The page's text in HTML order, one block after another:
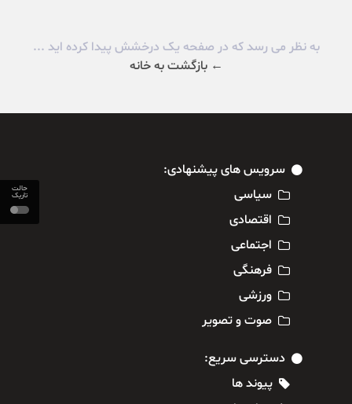
حالت
تاریک
به نظر می رسد که در صفحه یک درخشش پیدا کرده اید ...
← بازگشت به خانه
سرویس های پیشنهادی:
سیاسی
اقتصادی
اجتماعی
فرهنگی
ورزشی
صوت و تصویر
دسترسی سریع:
پیوند ها